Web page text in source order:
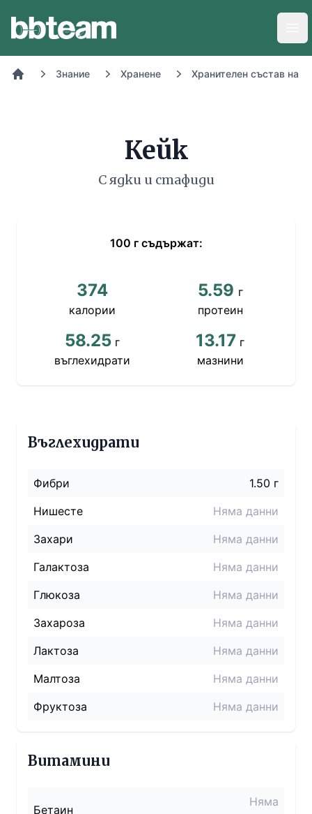
Знание Хранене Хранителен състав на
Кейк
С ядки и стафиди
100 г съдържат:
374
калории
5.59 г
протеин
58.25г
въглехидрати
13.17 г
мазнини
Въглехидрати
Фибри
1.50 г
Нишесте
Няма данни
Захари
Няма данни
Галактоза
Няма данни
Глюкоза
Няма данни
Захароза
Няма данни
Лактоза
Няма данни
Малтоза
Няма данни
Фруктоза
Няма данни
Витамини
Бетаин
Няма